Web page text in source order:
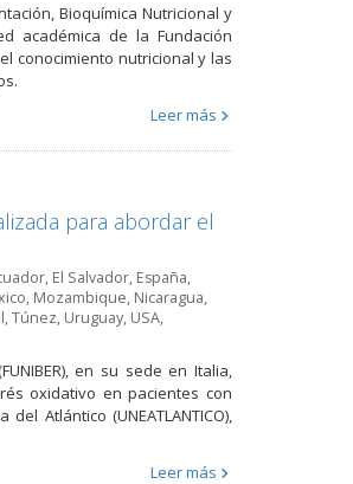
Bioquímica Nutricional y
académica de la Fundación
conocimiento nutricional y las
Leer más
para abordar el
, El Salvador, España,
, Mozambique, Nicaragua,
,Túnez, Uruguay, USA,
en su sede en Italia,
oxidativo en pacientes con
Atlántico (UNEATLANTICO),
Leer más